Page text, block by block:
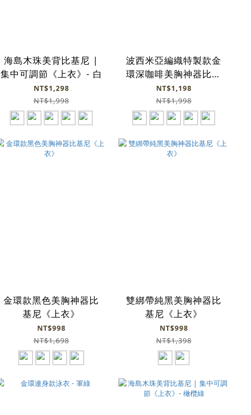
海島木珠美背比基尼 |
集中可調節《上衣》- 白
NT$1,298
NT$1,998
波西米亞編織特製款金
環深咖啡美胸神器比基
尼《上衣》
NT$1,198
NT$1,998
金環款黑色美胸神器比
基尼《上衣》
NT$998
NT$1,698
雙綁帶純黑美胸神器比
基尼《上衣》
NT$998
NT$1,398